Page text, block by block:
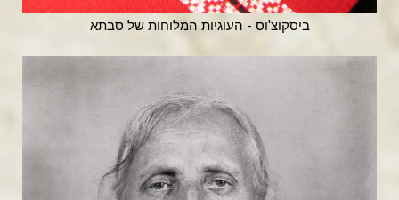
ביסקוצ'וס - העוגיות המלוחות של סבתא